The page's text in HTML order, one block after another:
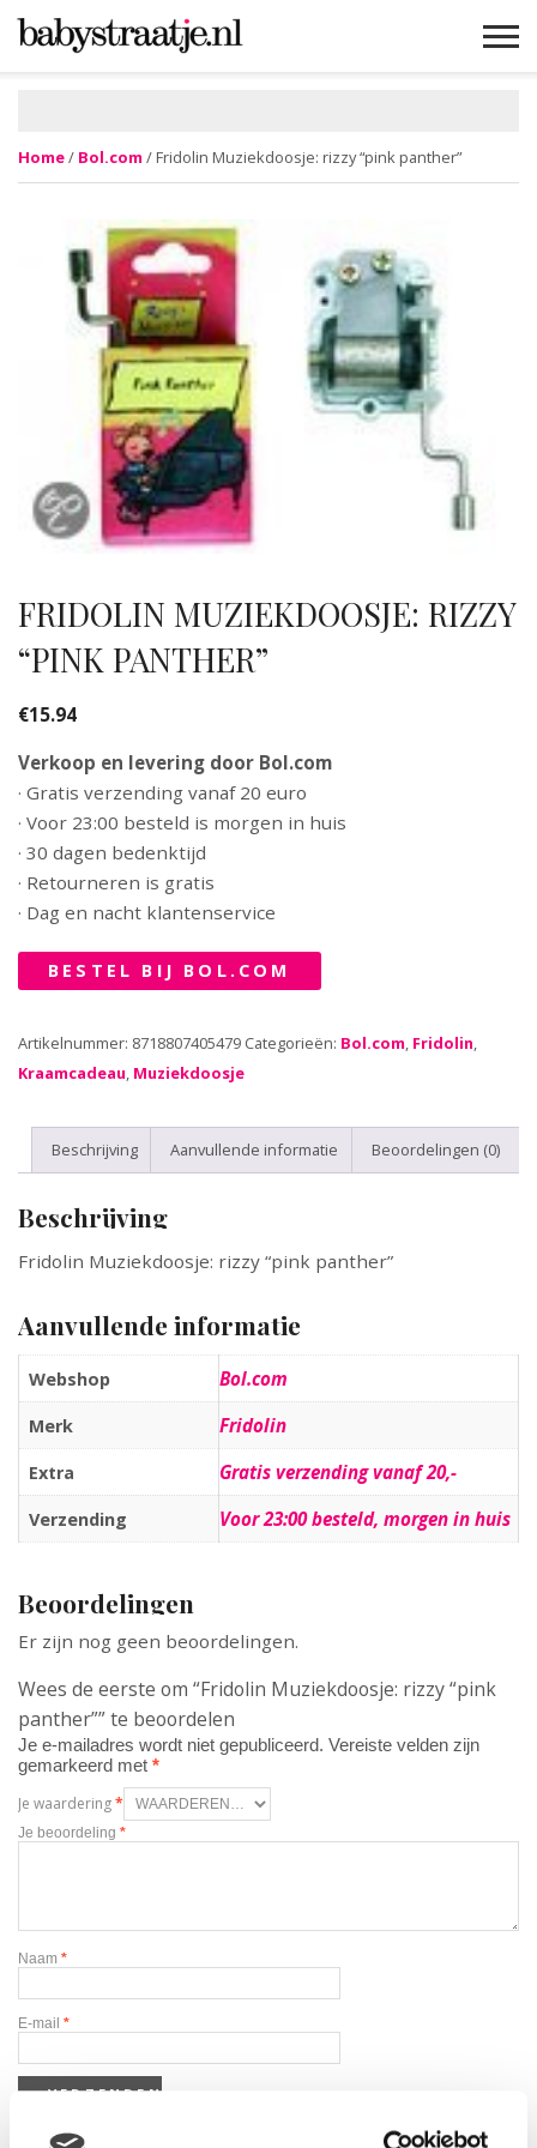
Home/ Bol.com / Fridolin Muziekdoosje: rizzy “pink panther”
FRIDOLIN MUZIEKDOOSJE: RIZZY
“PINK PANTHER”
€15.94
Verkoop en levering door Bol.com
· Gratis verzending vanaf 20 euro
· Voor 23:00 besteld is morgen in huis
· 30 dagen bedenktijd
· Retourneren is gratis
· Dag en nacht klantenservice
BESTEL BIJ BOL.COM
Artikelnummer: 8718807405479 Categorieën: Bol.com, Fridolin,
Kraamcadeau, Muziekdoosje
Beschrijving Aanvullende informatie Beoordelingen (0)
Beschrijving
Fridolin Muziekdoosje: rizzy “pink panther”
Aanvullende informatie
Webshop Bol.com
Merk Fridolin
Extra Gratis verzending vanaf 20,-
Verzending Voor 23:00 besteld, morgen in huis
Beoordelingen
Er zijn nog geen beoordelingen.
Wees de eerste om “Fridolin Muziekdoosje: rizzy “pink
panther”” te beoordelen
Je e-mailadres wordt niet gepubliceerd. Vereiste velden zijn
gemarkeerd met *
Je waardering*
Je beoordeling *
Naam *
E-mail *